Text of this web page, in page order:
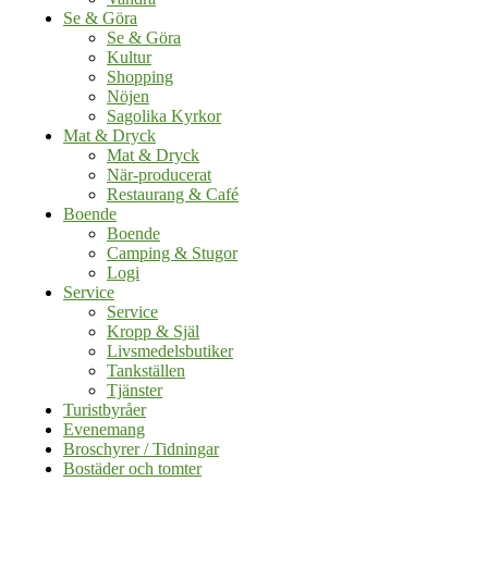
Se & Göra
Se & Göra
Kultur
Shopping
Nöjen
Sagolika Kyrkor
Mat & Dryck
Mat & Dryck
När-producerat
Restaurang & Café
Boende
Boende
Camping & Stugor
Logi
Service
Service
Kropp & Själ
Livsmedelsbutiker
Tankställen
Tjänster
Turistbyråer
Evenemang
Broschyrer / Tidningar
Bostäder och tomter